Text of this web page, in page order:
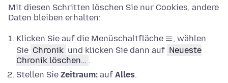
Mit diesen Schritten löschen Sie nur Cookies, andere
Daten bleiben erhalten:
Klicken Sie auf die Menüschaltfläche
, wählen
Sie Chronik und klicken Sie dann auf Neueste
Chronik löschen… .
Stellen Sie Zeitraum: auf Alles.